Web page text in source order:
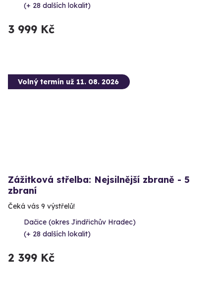
(+ 28 dalších lokalit)
3 999 Kč
Volný termín už 11. 08. 2026
Zážitková střelba: Nejsilnější zbraně - 5
zbraní
Čeká vás 9 výstřelů!
Dačice (okres Jindřichův Hradec)
(+ 28 dalších lokalit)
2 399 Kč